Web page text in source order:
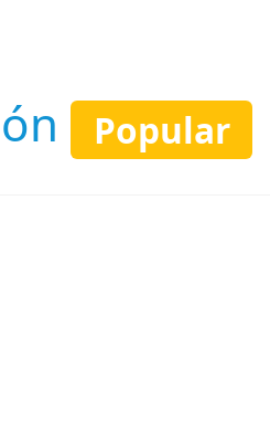
Popular